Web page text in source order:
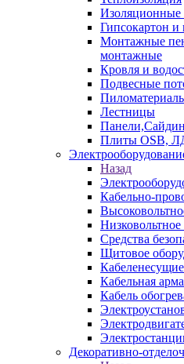
Изоляционные
Гипсокартон
Монтажные
монтажные
Кровля и
Подвесные
Лестницы
Плиты OSB,
Назад
Кабельно-
Средства
Щитовое
Кабельная
Кабель
Декоративно-